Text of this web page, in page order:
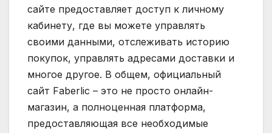
сайте предоставляет доступ к личному
кабинету, где вы можете управлять
своими данными, отслеживать историю
покупок, управлять адресами доставки и
многое другое. В общем, официальный
сайт Faberlic – это не просто онлайн-
магазин, а полноценная платформа,
предоставляющая все необходимые